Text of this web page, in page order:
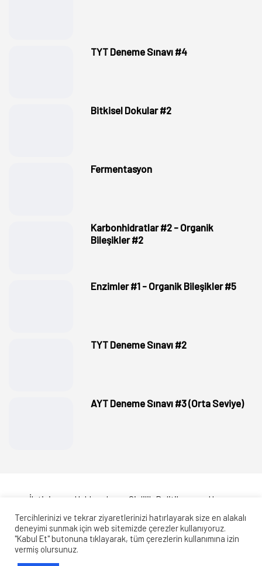
TYT Deneme Sınavı #4
Bitkisel Dokular #2
Fermentasyon
Karbonhidratlar #2 - Organik
Bileşikler #2
Enzimler #1 - Organik Bileşikler #5
TYT Deneme Sınavı #2
AYT Deneme Sınavı #3 (Orta Seviye)
İletişim Hakkımda Gizlilik Politikası Hesap
Copyright © 2020 biyolojiportalisorubankasi.com Tüm Hakları
Tercihlerinizi ve tekrar ziyaretlerinizi hatırlayarak size en alakalı
deneyimi sunmak için web sitemizde çerezler kullanıyoruz.
"Kabul Et" butonuna tıklayarak, tüm çerezlerin kullanımına izin
vermiş olursunuz.